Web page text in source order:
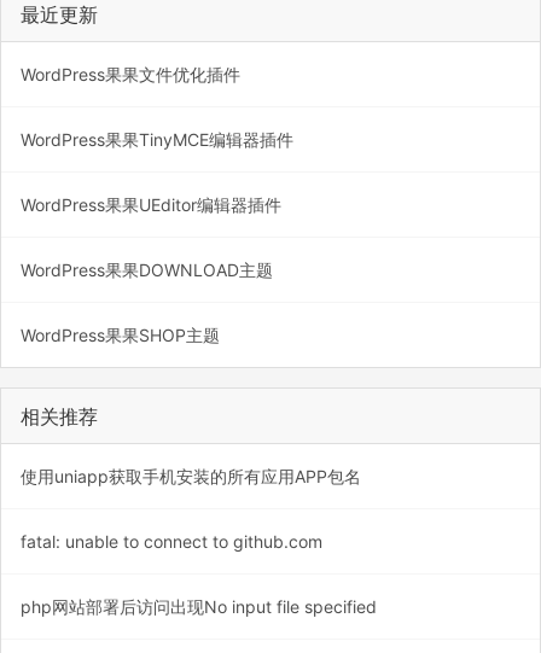
最近更新
WordPress果果文件优化插件
WordPress果果TinyMCE编辑器插件
WordPress果果UEditor编辑器插件
WordPress果果DOWNLOAD主题
WordPress果果SHOP主题
相关推荐
使用uniapp获取手机安装的所有应用APP包名
fatal: unable to connect to github.com
php网站部署后访问出现No input file specified